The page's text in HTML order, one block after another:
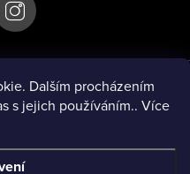
Dalším procházením
s jejich používáním.. Více